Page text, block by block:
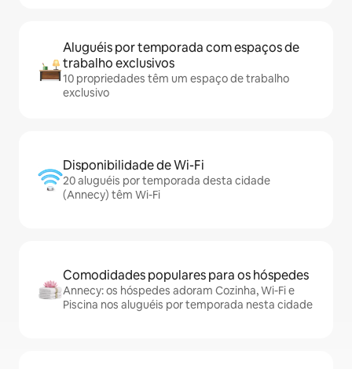
Aluguéis por temporada com espaços de
trabalho exclusivos
10 propriedades têm um espaço de trabalho
exclusivo
Disponibilidade de Wi-Fi
20 aluguéis por temporada desta cidade
(Annecy) têm Wi-Fi
Comodidades populares para os hóspedes
Annecy: os hóspedes adoram Cozinha, Wi-Fi e
Piscina nos aluguéis por temporada nesta cidade